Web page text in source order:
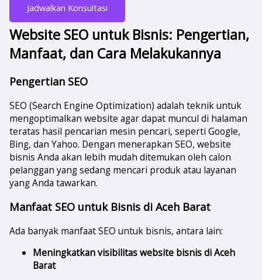
Jadwalkan Konsultasi
Website SEO untuk Bisnis: Pengertian,
Manfaat, dan Cara Melakukannya
Pengertian SEO
SEO (Search Engine Optimization) adalah teknik untuk
mengoptimalkan website agar dapat muncul di halaman
teratas hasil pencarian mesin pencari, seperti Google,
Bing, dan Yahoo. Dengan menerapkan SEO, website
bisnis Anda akan lebih mudah ditemukan oleh calon
pelanggan yang sedang mencari produk atau layanan
yang Anda tawarkan.
Manfaat SEO untuk Bisnis di Aceh Barat
Ada banyak manfaat SEO untuk bisnis, antara lain:
Meningkatkan visibilitas website bisnis diAceh
Barat